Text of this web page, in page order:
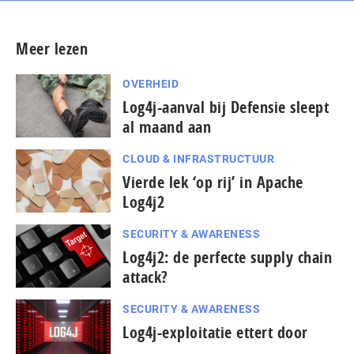
Meer lezen
OVERHEID
Log4j-aanval bij Defensie sleept
al maand aan
CLOUD & INFRASTRUCTUUR
Vierde lek ‘op rij’ in Apache
Log4j2
SECURITY & AWARENESS
Log4j2: de perfecte supply chain
attack?
SECURITY & AWARENESS
Log4j-exploitatie ettert door